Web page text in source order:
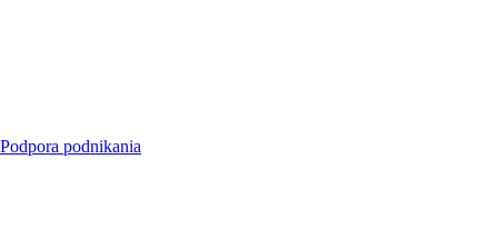
Podpora podnikania